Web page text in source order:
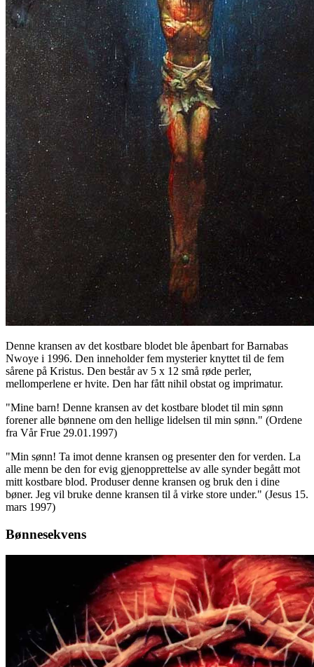
Denne kransen av det kostbare blodet ble åpenbart for Barnabas
Nwoye i 1996. Den inneholder fem mysterier knyttet til de fem
sårene på Kristus. Den består av 5 x 12 små røde perler,
mellomperlene er hvite. Den har fått nihil obstat og imprimatur.
"Mine barn! Denne kransen av det kostbare blodet til min sønn
forener alle bønnene om den hellige lidelsen til min sønn." (Ordene
fra Vår Frue 29.01.1997)
"Min sønn! Ta imot denne kransen og presenter den for verden. La
alle menn be den for evig gjenopprettelse av alle synder begått mot
mitt kostbare blod. Produser denne kransen og bruk den i dine
bøner. Jeg vil bruke denne kransen til å virke store under." (Jesus 15.
mars 1997)
Bønnesekvens